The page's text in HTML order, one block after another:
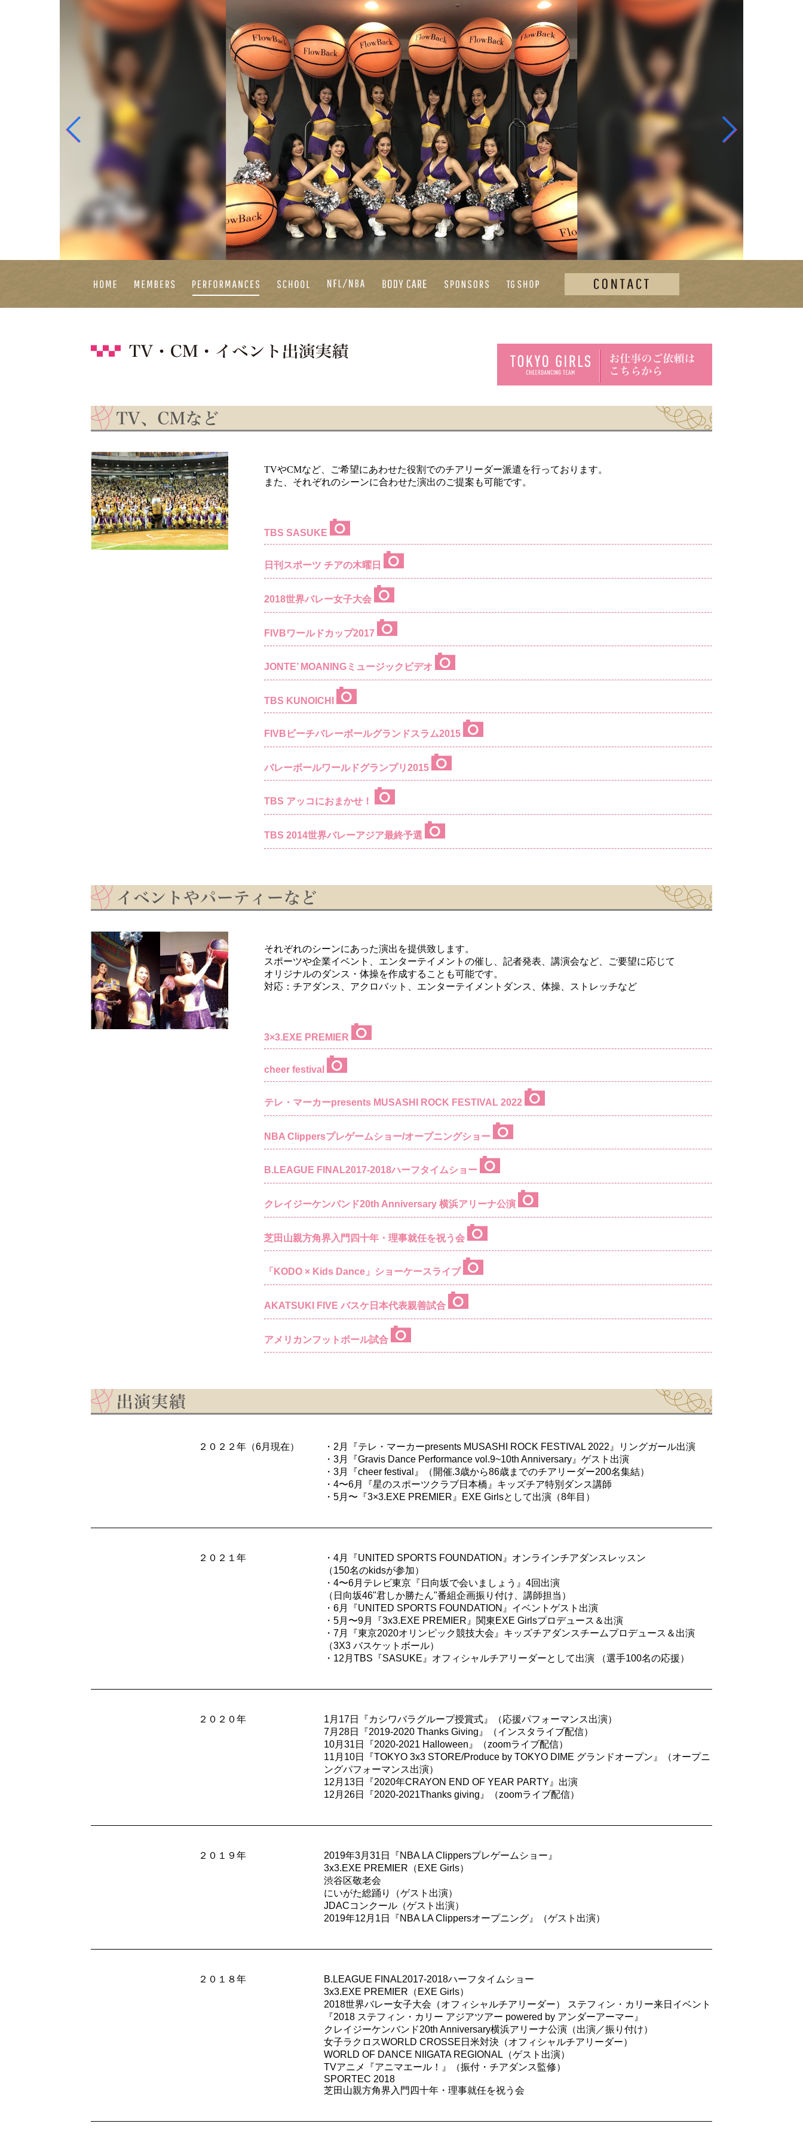
TVやCMなど、ご希望にあわせた役割でのチアリーダー派遣を行っております。
また、それぞれのシーンに合わせた演出のご提案も可能です。
TBS SASUKE
日刊スポーツ チアの木曜日
2018世界バレー女子大会
FIVBワールドカップ2017
JONTE’ MOANINGミュージックビデオ
TBS KUNOICHI
FIVBビーチバレーボールグランドスラム2015
バレーボールワールドグランプリ2015
TBS アッコにおまかせ！
TBS 2014世界バレーアジア最終予選
それぞれのシーンにあった演出を提供致します。
スポーツや企業イベント、エンターテイメントの催し、記者発表、講演会など、ご要望に応じて
オリジナルのダンス・体操を作成することも可能です。
対応：チアダンス、アクロバット、エンターテイメントダンス、体操、ストレッチなど
3×3.EXE PREMIER
cheer festival
テレ・マーカーpresents MUSASHI ROCK FESTIVAL 2022
NBA Clippersプレゲームショー/オープニングショー
B.LEAGUE FINAL2017-2018ハーフタイムショー
クレイジーケンバンド20th Anniversary 横浜アリーナ公演
芝田山親方角界入門四十年・理事就任を祝う会
「KODO × Kids Dance」ショーケースライブ
AKATSUKI FIVE バスケ日本代表親善試合
アメリカンフットボール試合
２０２２年（6月現在）
・2月『テレ・マーカーpresents MUSASHI ROCK FESTIVAL 2022』リングガール出演
・3月『Gravis Dance Performance vol.9~10th Anniversary』ゲスト出演
・3月『cheer festival』（開催.3歳から86歳までのチアリーダー200名集結）
・4〜6月『星のスポーツクラブ日本橋』キッズチア特別ダンス講師
・5月〜『3×3.EXE PREMIER』EXE Girlsとして出演（8年目）
２０２１年
・4月『UNITED SPORTS FOUNDATION』オンラインチアダンスレッスン
（150名のkidsが参加）
・4〜6月テレビ東京『日向坂で会いましょう』4回出演
（日向坂46"君しか勝たん"番組企画振り付け、講師担当）
・6月『UNITED SPORTS FOUNDATION』イベントゲスト出演
・5月〜9月『3x3.EXE PREMIER』関東EXE Girlsプロデュース＆出演
・7月『東京2020オリンピック競技大会』キッズチアダンスチームプロデュース＆出演
（3X3 バスケットボール）
・12月TBS『SASUKE』オフィシャルチアリーダーとして出演 （選手100名の応援）
２０２０年
1月17日『カシワバラグループ授賞式』（応援パフォーマンス出演）
7月28日『2019-2020 Thanks Giving』（インスタライブ配信）
10月31日『2020-2021 Halloween』（zoomライブ配信）
11月10日『TOKYO 3x3 STORE/Produce by TOKYO DIME グランドオープン』（オープニ
ングパフォーマンス出演）
12月13日『2020年CRAYON END OF YEAR PARTY』出演
12月26日『2020-2021Thanks giving』（zoomライブ配信）
２０１９年
2019年3月31日『NBA LA Clippersプレゲームショー』
3x3.EXE PREMIER（EXE Girls）
渋谷区敬老会
にいがた総踊り（ゲスト出演）
JDACコンクール（ゲスト出演）
2019年12月1日『NBA LA Clippersオープニング』（ゲスト出演）
２０１８年
B.LEAGUE FINAL2017-2018ハーフタイムショー
3x3.EXE PREMIER（EXE Girls）
2018世界バレー女子大会（オフィシャルチアリーダー） ステフィン・カリー来日イベント
『2018 ステフィン・カリー アジアツアー powered by アンダーアーマー』
クレイジーケンバンド20th Anniversary横浜アリーナ公演（出演／振り付け）
女子ラクロスWORLD CROSSE日米対決（オフィシャルチアリーダー）
WORLD OF DANCE NIIGATA REGIONAL（ゲスト出演）
TVアニメ『アニマエール！』（振付・チアダンス監修）
SPORTEC 2018
芝田山親方角界入門四十年・理事就任を祝う会